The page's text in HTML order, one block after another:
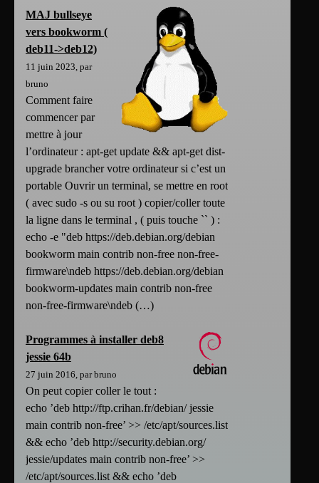
MAJ bullseye
vers bookworm (
deb11->deb12)
11 juin 2023, par
bruno
Comment faire
commencer par
mettre à jour
l’ordinateur : apt-get update && apt-get dist-
upgrade brancher votre ordinateur si c’est un
portable Ouvrir un terminal, se mettre en root
( avec sudo -s ou su root ) copier/coller toute
la ligne dans le terminal , ( puis touche `` ) :
echo -e "deb https://deb.debian.org/debian
bookworm main contrib non-free non-free-
firmware\ndeb https://deb.debian.org/debian
bookworm-updates main contrib non-free
non-free-firmware\ndeb (…)
Programmes à installer deb8
jessie 64b
27 juin 2016, par bruno
On peut copier coller le tout :
echo ’deb http://ftp.crihan.fr/debian/ jessie
main contrib non-free’ >> /etc/apt/sources.list
&& echo ’deb http://security.debian.org/
jessie/updates main contrib non-free’ >>
/etc/apt/sources.list && echo ’deb